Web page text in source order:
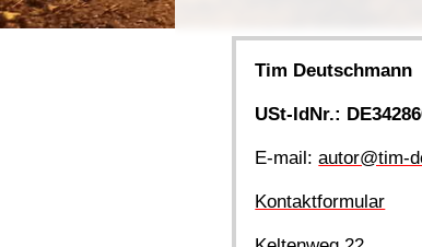
Tim Deutschmann
USt-IdNr.:
E-mail:autor@tim-
Kontaktformular